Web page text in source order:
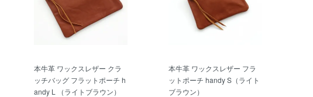
本牛革 ワックスレザー クラ
ッチバッグ フラットポーチ h
andy L （ライトブラウン）
本牛革 ワックスレザー フラ
ットポーチ handy S（ライト
ブラウン）